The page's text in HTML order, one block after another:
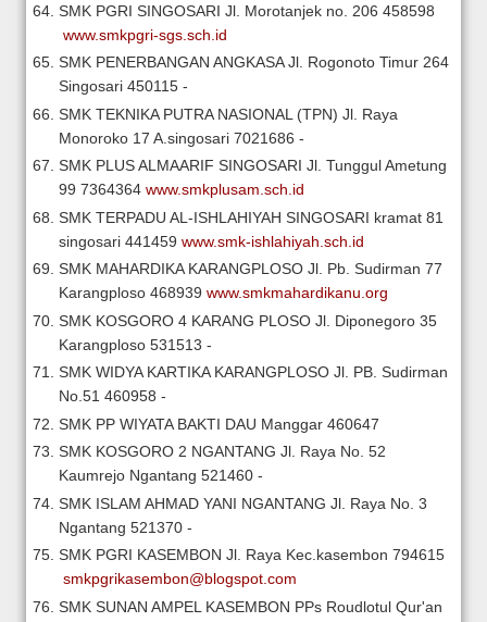
SMK PGRI SINGOSARI Jl. Morotanjek no. 206 458598
www.smkpgri-sgs.sch.id
SMK PENERBANGAN ANGKASA Jl. Rogonoto Timur 264
Singosari 450115 -
SMK TEKNIKA PUTRA NASIONAL (TPN) Jl. Raya
Monoroko 17 A.singosari 7021686 -
SMK PLUS ALMAARIF SINGOSARI Jl. Tunggul Ametung
99 7364364 www.smkplusam.sch.id
SMK TERPADU AL-ISHLAHIYAH SINGOSARI kramat 81
singosari 441459 www.smk-ishlahiyah.sch.id
SMK MAHARDIKA KARANGPLOSO Jl. Pb. Sudirman 77
Karangploso 468939 www.smkmahardikanu.org
SMK KOSGORO 4 KARANG PLOSO Jl. Diponegoro 35
Karangploso 531513 -
SMK WIDYA KARTIKA KARANGPLOSO Jl. PB. Sudirman
No.51 460958 -
SMK PP WIYATA BAKTI DAU Manggar 460647
SMK KOSGORO 2 NGANTANG Jl. Raya No. 52
Kaumrejo Ngantang 521460 -
SMK ISLAM AHMAD YANI NGANTANG Jl. Raya No. 3
Ngantang 521370 -
SMK PGRI KASEMBON Jl. Raya Kec.kasembon 794615
smkpgrikasembon@blogspot.com
SMK SUNAN AMPEL KASEMBON PPs Roudlotul Qur'an